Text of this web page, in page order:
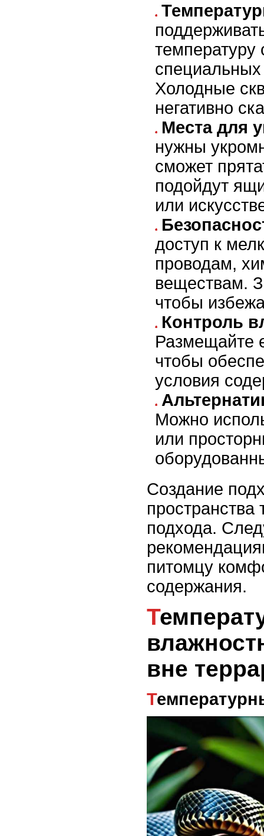
Холодные
негативно
Места для
нужны
сможет
подойдут
или
доступ к
проводам,
веществам.
чтобы
Контроль
Размещайте
чтобы
условия
Можно
или
Создание
пространства
подхода.
питомцу
содержания.
Температурный и
вне